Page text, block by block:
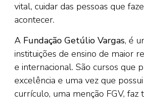
vital, cuidar das pessoas que
acontecer.
A Fundação Getúlio Vargas, é
instituições de ensino de maior
e internacional. São cursos que
excelência e uma vez que
currículo, uma menção FGV, faz